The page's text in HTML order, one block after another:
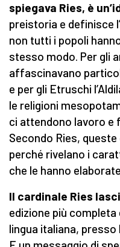
spiegava Ries, è
preistoria e definisce
non tutti i popoli
stesso modo. Per gli
affascinavano
e per gli Etruschi
le religioni
ci attendono lavoro e
Secondo Ries,
perché rivelano i
che le hanno
Il cardinale Ries
edizione più
lingua italiana,